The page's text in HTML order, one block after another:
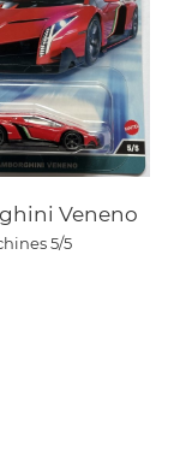
Veneno
5/5